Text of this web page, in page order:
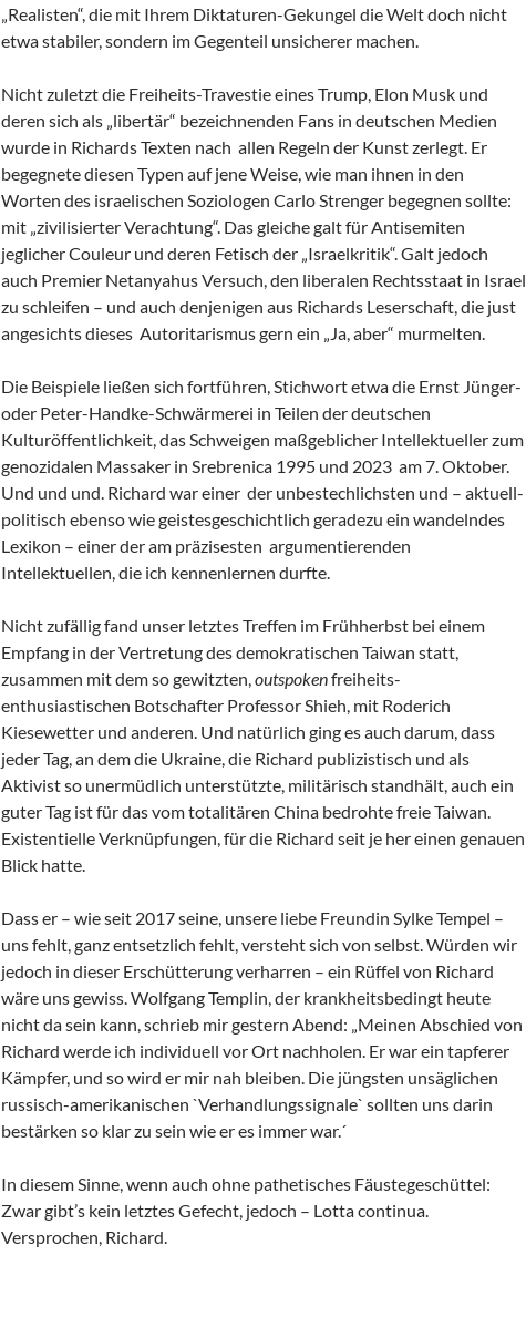
„Realisten“, die mit Ihrem Diktaturen-Gekungel die Welt doch nicht
etwa stabiler, sondern im Gegenteil unsicherer machen.
Nicht zuletzt die Freiheits-Travestie eines Trump, Elon Musk und
deren sich als „libertär“ bezeichnenden Fans in deutschen Medien
wurde in Richards Texten nach allen Regeln der Kunst zerlegt. Er
begegnete diesen Typen auf jene Weise, wie man ihnen in den
Worten des israelischen Soziologen Carlo Strenger begegnen sollte:
mit „zivilisierter Verachtung“. Das gleiche galt für Antisemiten
jeglicher Couleur und deren Fetisch der „Israelkritik“. Galt jedoch
auch Premier Netanyahus Versuch, den liberalen Rechtsstaat in Israel
zu schleifen – und auch denjenigen aus Richards Leserschaft, die just
angesichts dieses Autoritarismus gern ein „Ja, aber“ murmelten.
Die Beispiele ließen sich fortführen, Stichwort etwa die Ernst Jünger-
oder Peter-Handke-Schwärmerei in Teilen der deutschen
Kulturöffentlichkeit, das Schweigen maßgeblicher Intellektueller zum
genozidalen Massaker in Srebrenica 1995 und 2023 am 7. Oktober.
Und und und. Richard war einer der unbestechlichsten und – aktuell-
politisch ebenso wie geistesgeschichtlich geradezu ein wandelndes
Lexikon – einer der am präzisesten argumentierenden
Intellektuellen, die ich kennenlernen durfte.
Nicht zufällig fand unser letztes Treffen im Frühherbst bei einem
Empfang in der Vertretung des demokratischen Taiwan statt,
zusammen mit dem so gewitzten, outspokenfreiheits-
enthusiastischen Botschafter Professor Shieh, mit Roderich
Kiesewetter und anderen. Und natürlich ging es auch darum, dass
jeder Tag, an dem die Ukraine, die Richard publizistisch und als
Aktivist so unermüdlich unterstützte, militärisch standhält, auch ein
guter Tag ist für das vom totalitären China bedrohte freie Taiwan.
Existentielle Verknüpfungen, für die Richard seit je her einen genauen
Blick hatte.
Dass er – wie seit 2017 seine, unsere liebe Freundin Sylke Tempel –
uns fehlt, ganz entsetzlich fehlt, versteht sich von selbst. Würden wir
jedoch in dieser Erschütterung verharren – ein Rüffel von Richard
wäre uns gewiss. Wolfgang Templin, der krankheitsbedingt heute
nicht da sein kann, schrieb mir gestern Abend: „Meinen Abschied von
Richard werde ich individuell vor Ort nachholen. Er war ein tapferer
Kämpfer, und so wird er mir nah bleiben. Die jüngsten unsäglichen
russisch-amerikanischen `Verhandlungssignale` sollten uns darin
bestärken so klar zu sein wie er es immer war.´
In diesem Sinne, wenn auch ohne pathetisches Fäustegeschüttel:
Zwar gibt’s kein letztes Gefecht, jedoch – Lotta continua.
Versprochen, Richard.